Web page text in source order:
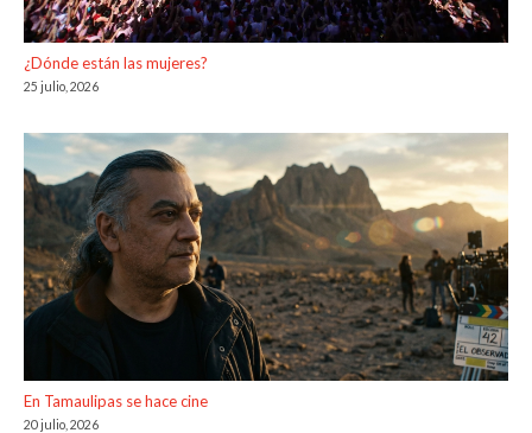
¿Dónde están las mujeres?
25 julio, 2026
En Tamaulipas se hace cine
20 julio, 2026